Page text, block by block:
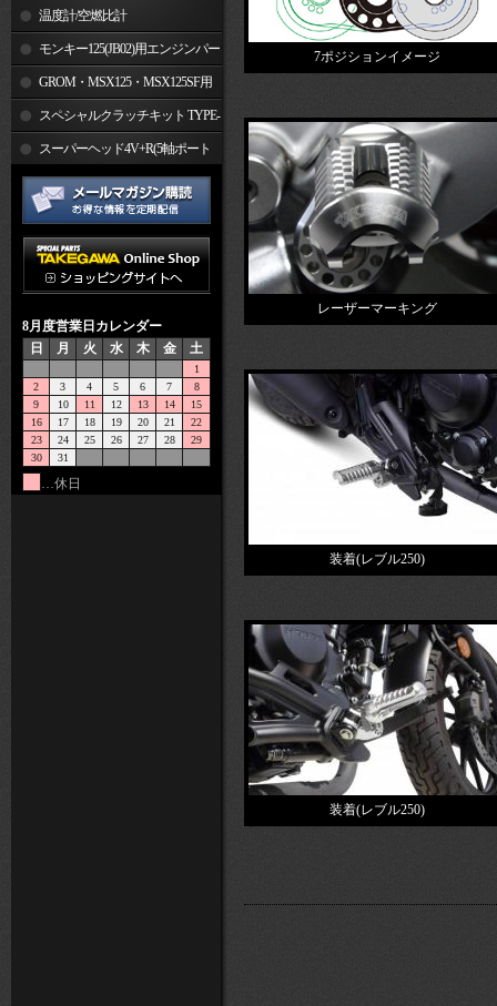
温度計/空燃比計
モンキー125(JB02)用エンジンパー
ツ GROM・MSX125・MSX125SF用
エンジンパーツ
スペシャルクラッチキット TYPE-
スーパーヘッド4V+R(5軸ポート
加工)
8月度営業日カレンダー
日
月 火 水 木 金 土
1
2
3 4 5 6 7
8
9
10 11 12 13 14
15
16
17 18 19 20 21
22
23
24 25 26 27 28
29
30
31
…休日
7ポジションイメージ
レーザーマーキング
装着(レブル250)
装着(レブル250)